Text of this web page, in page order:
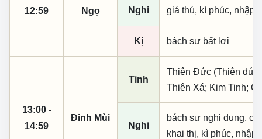
12:59
Ngọ
Nghi giá thú, kì phúc, nhập
Kị bách sự bất lợi
13:00 -
14:59
Đinh Mùi
Tinh
Thiên Đức (Thiên
Thiên Xá; Kim Tinh;
Nghi
bách sự nghi dụng,
khai thị, kì phúc, nhập